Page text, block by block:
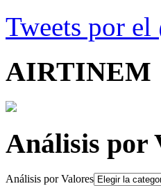
Tweets por el
AIRTINEM
Análisis por
Análisis por Valores